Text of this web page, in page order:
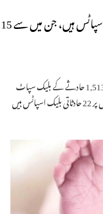
حیدرآباد میں 22 ایکسیڈنٹ بلیک اسپاٹس ہیں، جن میں سے 15
وزارت نے کہا کہ تلنگانہ کے اضلاع میں 1,513 حادثے کے بلیک سپاٹ
ہیں۔ حیدرآباد: حیدرآباد میں قومی شاہراہوں پر 22 حادثاتی بلیک اسپاٹس ہیں